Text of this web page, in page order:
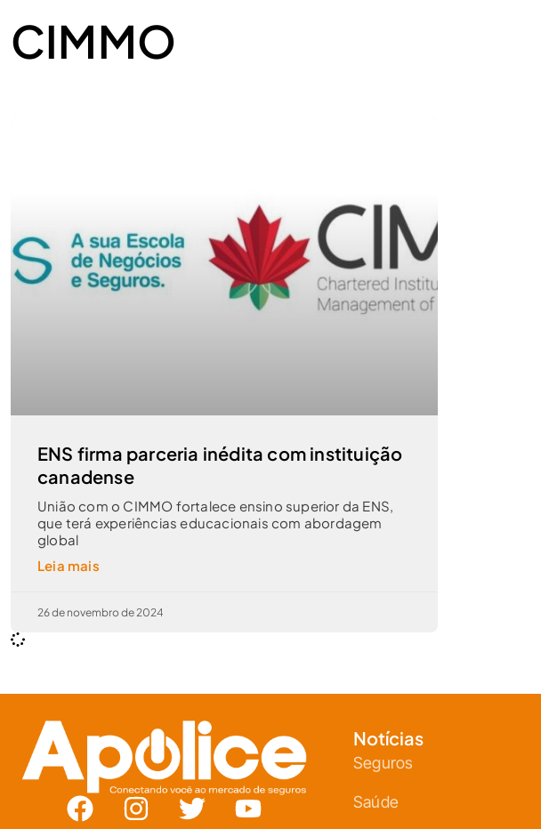
CIMMO
ENS firma parceria inédita com instituição
canadense
União com o CIMMO fortalece ensino superior da ENS,
que terá experiências educacionais com abordagem
global
Leia mais
26 de novembro de 2024
Notícias
Seguros
Saúde